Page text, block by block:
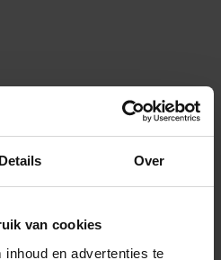
Details Over
van cookies
en advertenties te